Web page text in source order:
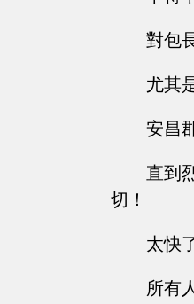
對包
尤其
安昌
直到
切！
太快
所有